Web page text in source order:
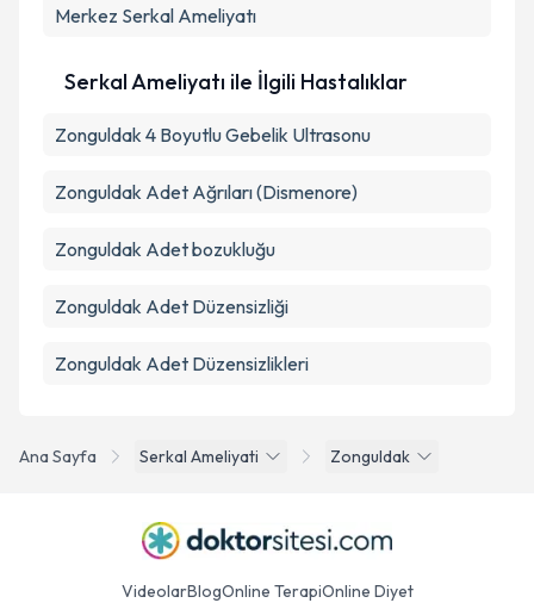
Metni'ni okudum ve kişisel verilerimin belirtilen
Ana Sayfa Serkal Ameliyati Zonguldak
Merkez Serkal Ameliyatı
Serkal Ameliyatı ile İlgili Hastalıklar
Zonguldak 4 Boyutlu Gebelik Ultrasonu
Zonguldak Adet Ağrıları (Dismenore)
Zonguldak Adet bozukluğu
Zonguldak Adet Düzensizliği
Zonguldak Adet Düzensizlikleri
VideolarBlogOnline TerapiOnline Diyet